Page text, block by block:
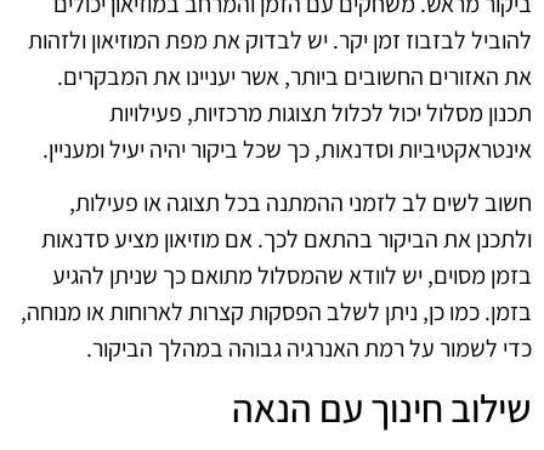
להוביל לבזבוז זמן יקר. יש לבדוק את מפת המוזיאון ולזהות
את האזורים החשובים ביותר, אשר יעניינו את המבקרים.
תכנון מסלול יכול לכלול תצוגות מרכזיות, פעילויות
אינטראקטיביות וסדנאות, כך שכל ביקור יהיה יעיל ומעניין.
חשוב לשים לב לזמני ההמתנה בכל תצוגה או פעילות,
ולתכנן את הביקור בהתאם לכך. אם מוזיאון מציע סדנאות
בזמן מסוים, יש לוודא שהמסלול מתואם כך שניתן להגיע
בזמן. כמו כן, ניתן לשלב הפסקות קצרות לארוחות או מנוחה,
כדי לשמור על רמת האנרגיה גבוהה במהלך הביקור.
שילוב חינוך עם הנאה